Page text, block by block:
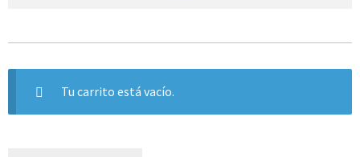
Tu carrito está vacío.